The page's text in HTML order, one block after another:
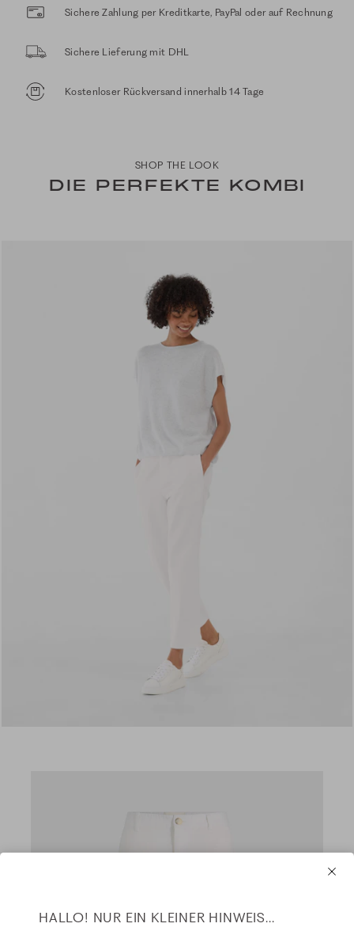
Sichere Zahlung per Kreditkarte, PayPal oder auf Rechnung
Sichere Lieferung mit DHL
Kostenloser Rückversand innerhalb 14 Tage
SHOP THE LOOK
DIE PERFEKTE KOMBI
HALLO! NUR EIN KLEINER HINWEIS...